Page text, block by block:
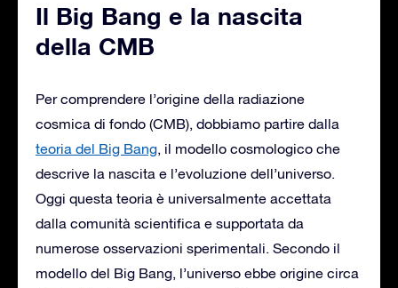
Il Big Bang e la nascita
della CMB
Per comprendere l’origine della radiazione
cosmica di fondo (CMB), dobbiamo partire dalla
teoria del Big Bang, il modello cosmologico che
descrive la nascita e l’evoluzione dell’universo.
Oggi questa teoria è universalmente accettata
dalla comunità scientifica e supportata da
numerose osservazioni sperimentali. Secondo il
modello del Big Bang, l’universo ebbe origine circa